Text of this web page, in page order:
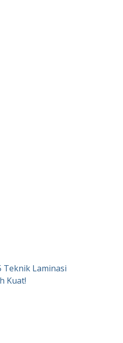
Teknik Laminasi
Kuat!